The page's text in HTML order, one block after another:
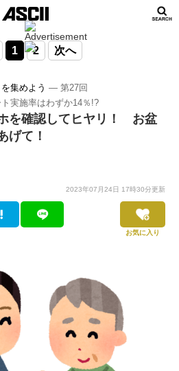
1 2 次へ
集めよう ― 第27回
実施率はわずか14％!?
を確認してヒヤリ！ お盆
げて！
2023年07月24日 17時30分更新
お気に入り